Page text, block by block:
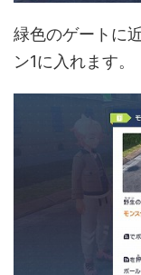
緑色のゲートに
ン1に入れます。